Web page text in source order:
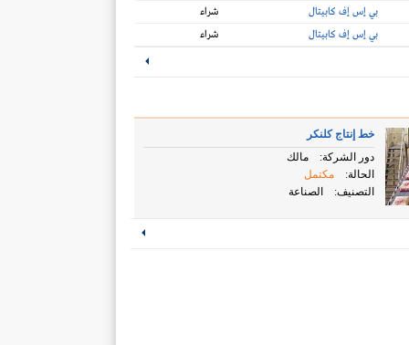
بي إس إف كابيتال
شراء
بي إس إف كابيتال شراء
خط إنتاج كلنكر
دور الشركة:
مالك
الحالة:
مكتمل
التصنيف:
الصناعة